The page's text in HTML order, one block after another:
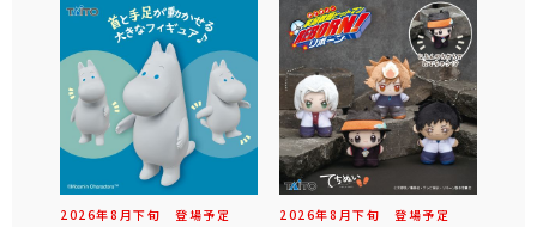
2026年8 月下旬 登場予定 2026年8 月下旬 登場予定